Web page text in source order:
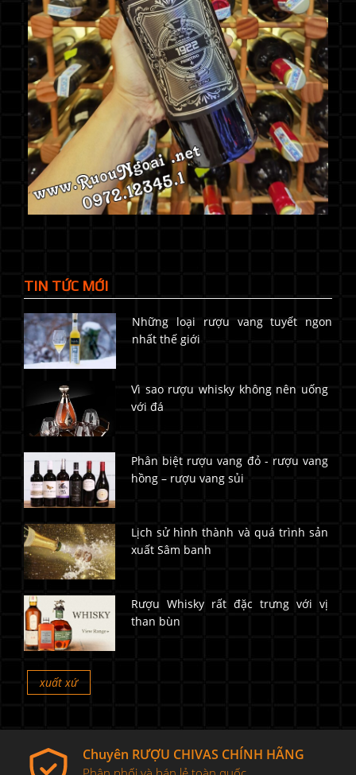
TIN TỨC MỚI
Những loại rượu vang tuyết ngon
nhất thế giới
Vì sao rượu whisky không nên uống
với đá
Phân biệt rượu vang đỏ - rượu vang
hồng – rượu vang sủi
Lịch sử hình thành và quá trình sản
xuất Sâm banh
Rượu Whisky rất đặc trưng với vị
than bùn
xuất xứ
Chuyên RƯỢU CHIVAS CHÍNH HÃNG